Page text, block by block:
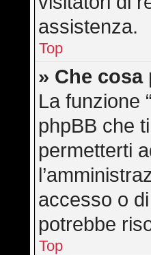
assistenza.
Top
» Che
La funzione
phpBB che
permetterti
accesso o
potrebbe
Top